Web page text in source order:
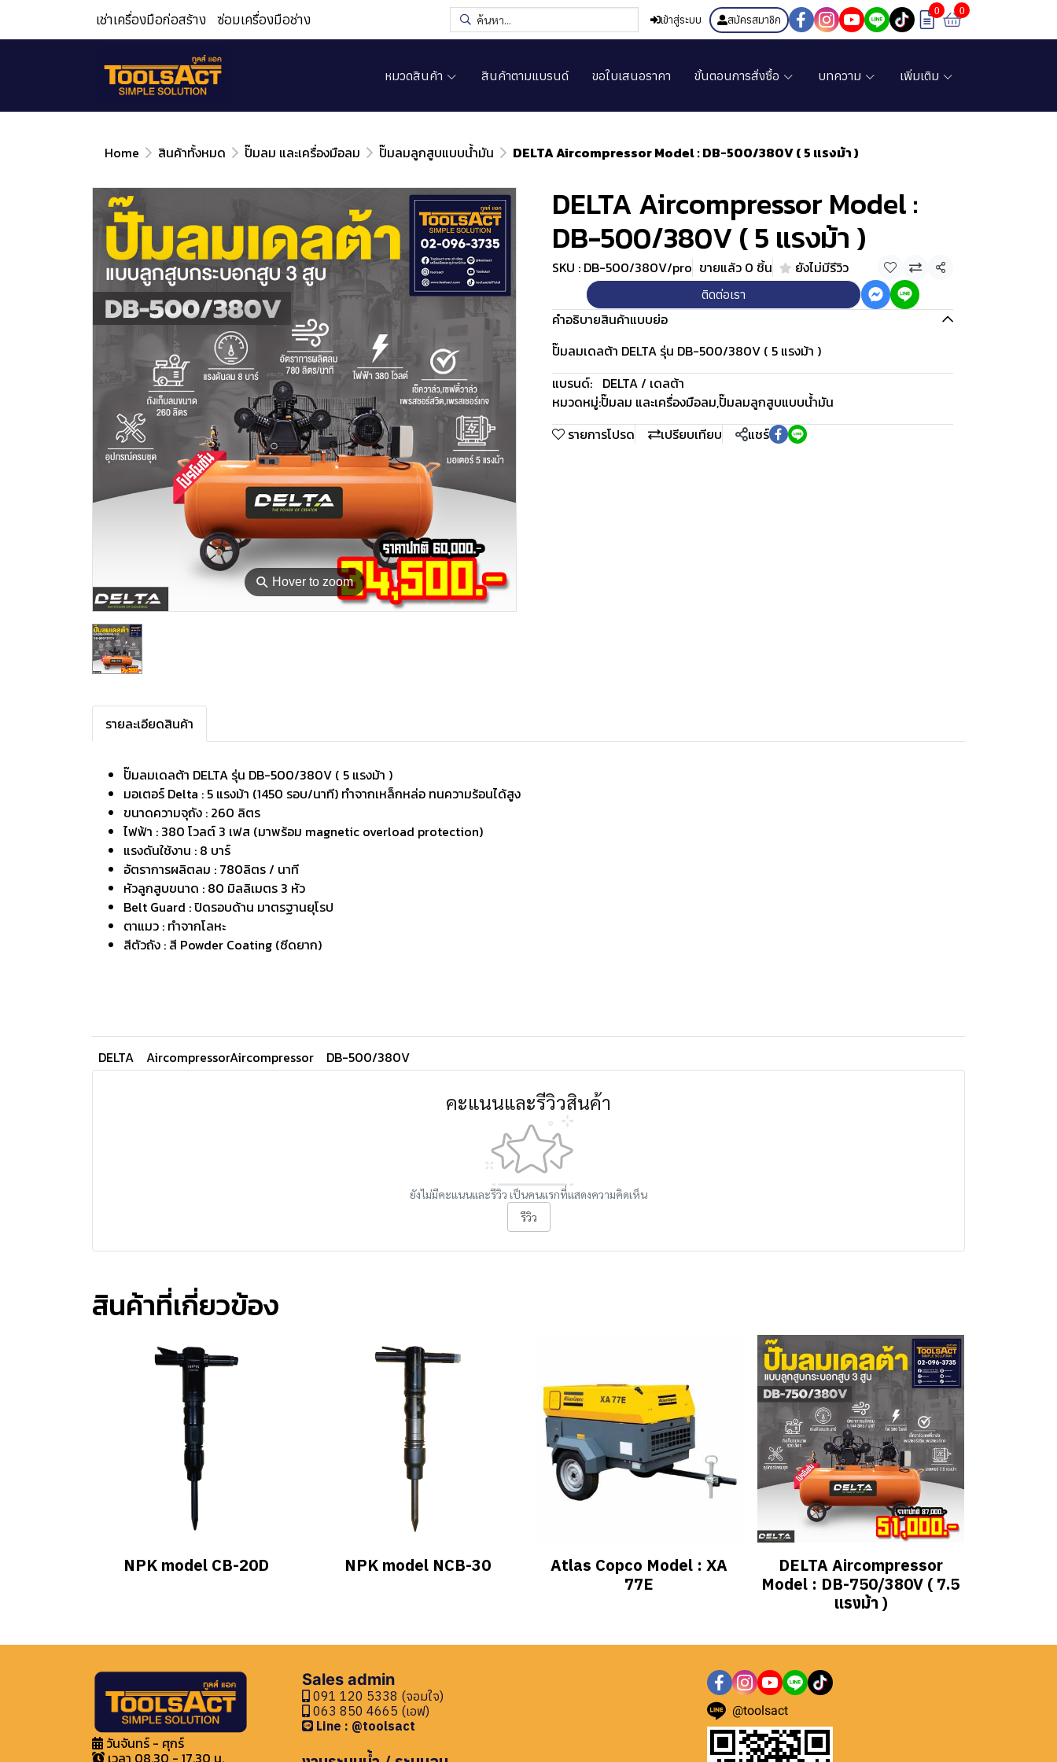
เช่าเครื่องมือก่อสร้าง ซ่อมเครื่องมือช่าง เข้าสู่ระบบ สมัครสมาชิก
0 0
หมวดสินค้า สินค้าตามแบรนด์ ขอใบเสนอราคา ขั้นตอนการสั่งซื้อ บทความ เพิ่มเติม
Home สินค้าทั้งหมด ปั๊มลม และเครื่องมือลม ปั๊มลมลูกสูบแบบน้ำมัน DELTA Aircompressor Model : DB-500/380V ( 5 แรงม้า )
⚲ Hover to zoom
DELTA Aircompressor Model :
DB-500/380V ( 5 แรงม้า )
SKU : DB-500/380V/pro ขายแล้ว 0 ชิ้น ยังไม่มีรีวิว
แชร์
ติดต่อเรา
คำอธิบายสินค้าแบบย่อ
ปั๊มลมเดลต้า DELTA รุ่น DB-500/380V ( 5 แรงม้า )
แบรนด์: DELTA / เดลต้า
หมวดหมู่:ปั๊มลม และเครื่องมือลม,ปั๊มลมลูกสูบแบบน้ำมัน
รายการโปรด
เปรียบเทียบ แชร์
รายละเอียดสินค้า
ปั๊มลมเดลต้า DELTA รุ่น DB-500/380V ( 5 แรงม้า )
มอเตอร์ Delta : 5 แรงม้า (1450 รอบ/นาที) ทำจากเหล็กหล่อ ทนความร้อนได้สูง
ขนาดความจุถัง : 260 ลิตร
ไฟฟ้า : 380 โวลต์ 3 เฟส (มาพร้อม magnetic overload protection)
แรงดันใช้งาน : 8 บาร์
อัตราการผลิตลม : 780ลิตร / นาที
หัวลูกสูบขนาด : 80 มิลลิเมตร 3 หัว
Belt Guard : ปิดรอบด้าน มาตรฐานยุโรป
ตาแมว : ทำจากโลหะ
สีตัวถัง : สี Powder Coating (ซีดยาก)
DELTA AircompressorAircompressor DB-500/380V
คะแนนและรีวิวสินค้า
ยังไม่มีคะแนนและรีวิว เป็นคนแรกที่แสดงความคิดเห็น
รีวิว
สินค้าที่เกี่ยวข้อง
NPK model CB-20D NPK model NCB-30
Atlas Copco Model : XA
77E
DELTA Aircompressor
Model : DB-750/380V ( 7.5
แรงม้า )
วันจันทร์ - ศุกร์
เวลา 08.30 - 17.30 น.
Sales admin
091 120 5338 (จอมใจ)
063 850 4665 (เอฟ)
Line : @toolsact
@toolsact